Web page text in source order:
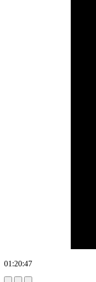
01:20:47